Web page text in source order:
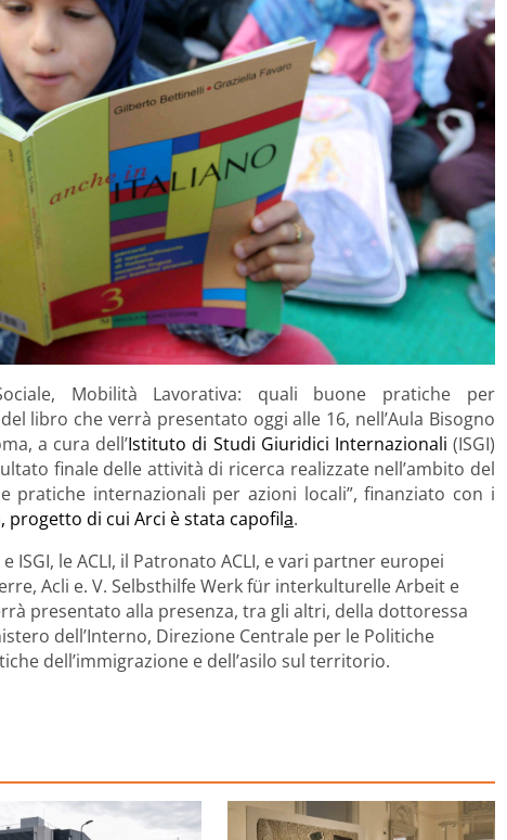
Mobilità Lavorativa: quali buone pratiche per
libro che verrà presentato oggi alle 16, nell’Aula Bisogno
a cura dell’Istituto di Studi Giuridici Internazionali (ISGI)
finale delle attività di ricerca realizzate nell’ambito del
pratiche internazionali per azioni locali”, finanziato con i
progetto di cui Arci è stata capofila.
le ACLI, il Patronato ACLI, e vari partner europei
Acli e. V. Selbsthilfe Werk für interkulturelle Arbeit e
presentato alla presenza, tra gli altri, della dottoressa
dell’Interno, Direzione Centrale per le Politiche
dell’immigrazione e dell’asilo sul territorio.